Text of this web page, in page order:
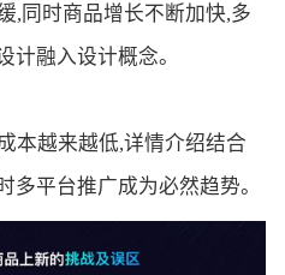
,同时商品增长不断加快,多
计融入设计概念。
本越来越低,详情介绍结合
多平台推广成为必然趋势。